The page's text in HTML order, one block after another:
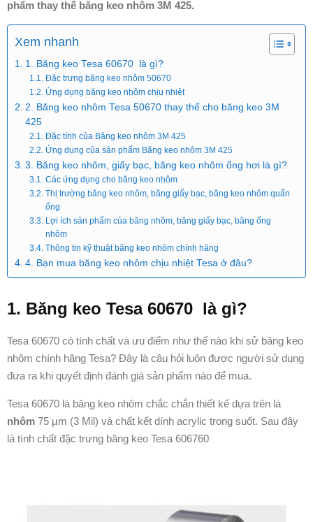
phẩm thay thế băng keo nhôm 3M 425.
Xem nhanh
1. Băng keo Tesa 60670 là gì?
Đặc trưng băng keo nhôm 50670
Ứng dụng băng keo nhôm chịu nhiệt
2. Băng keo nhôm Tesa 50670 thay thế cho băng keo 3M
425
Đặc tính của Băng keo nhôm 3M 425
Ứng dụng của sản phẩm Băng keo nhôm 3M 425
3. Băng keo nhôm, giấy bạc, băng keo nhôm ống hơi là gì?
Các ứng dụng cho băng keo nhôm
Thị trường băng keo nhôm, băng giấy bạc, băng keo nhôm quấn
ống
Lợi ích sản phẩm của băng nhôm, băng giấy bạc, băng ống
nhôm
Thông tin kỹ thuật băng keo nhôm chính hãng
4. Bạn mua băng keo nhôm chịu nhiệt Tesa ở đâu?
1. Băng keo Tesa 60670 là gì?
Tesa 60670 có tính chất và ưu điểm như thế nào khi sử băng keo
nhôm chính hãng Tesa? Đây là câu hỏi luôn được người sử dụng
đưa ra khi quyết định đánh giá sản phẩm nào để mua.
Tesa 60670 là băng keo nhôm chắc chắn thiết kế dựa trên lá
nhôm 75 µm (3 Mil) và chất kết dính acrylic trong suốt. Sau đây
là tính chất đặc trưng băng keo Tesa 606760